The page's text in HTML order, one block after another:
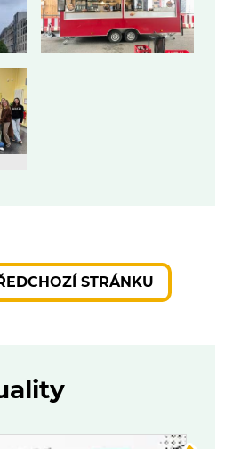
STRÁNKU